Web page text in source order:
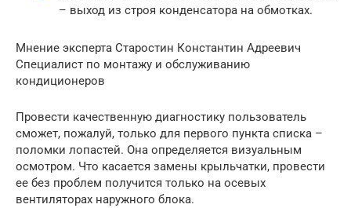
– выход из строя конденсатора на обмотках.
Мнение эксперта Старостин Константин Адреевич
Специалист по монтажу и обслуживанию
кондиционеров
Провести качественную диагностику пользователь
сможет, пожалуй, только для первого пункта списка –
поломки лопастей. Она определяется визуальным
осмотром. Что касается замены крыльчатки, провести
ее без проблем получится только на осевых
вентиляторах наружного блока.